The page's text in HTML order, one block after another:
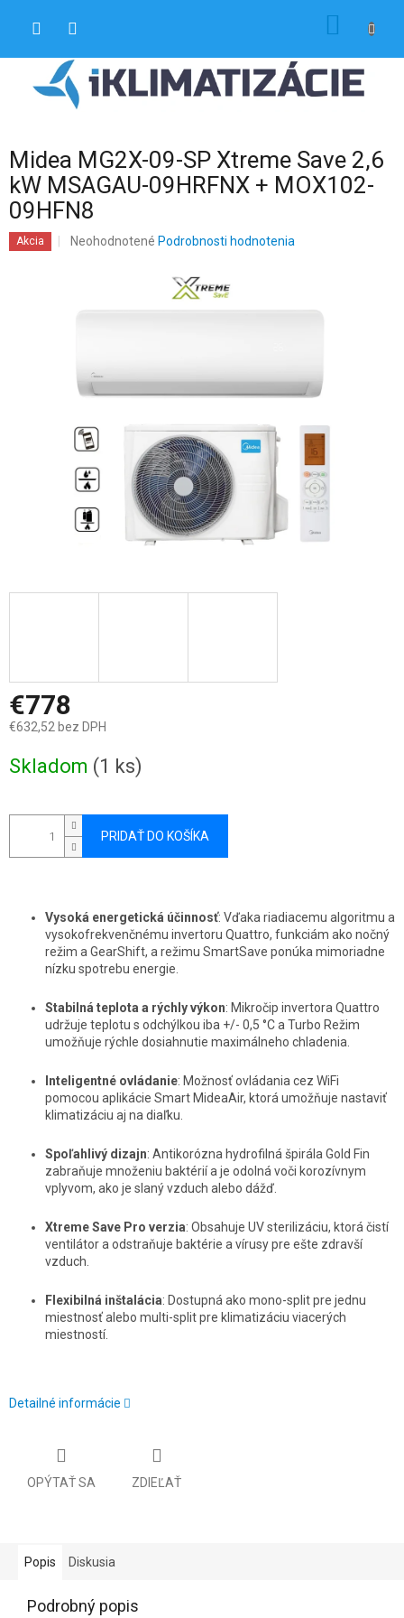
Midea MG2X-09-SP Xtreme Save 2,6
kW MSAGAU-09HRFNX + MOX102-
09HFN8
Akcia
Priemerné
0,0
Neohodnotené Podrobnosti hodnotenia
€778
€632,52 bez DPH
cena:
Skladom (1 ks)
PRIDAŤ DO KOŠÍKA
Vysoká energetická účinnosť: Vďaka riadiacemu algoritmu a
vysokofrekvenčnému invertoru Quattro, funkciám ako nočný
režim a GearShift, a režimu SmartSave ponúka mimoriadne
nízku spotrebu energie.
Stabilná teplota a rýchly výkon: Mikročip invertora Quattro
udržuje teplotu s odchýlkou iba +/- 0,5 °C a Turbo Režim
umožňuje rýchle dosiahnutie maximálneho chladenia.
Inteligentné ovládanie: Možnosť ovládania cez WiFi
pomocou aplikácie Smart MideaAir, ktorá umožňuje nastaviť
klimatizáciu aj na diaľku.
Spoľahlivý dizajn: Antikorózna hydrofilná špirála Gold Fin
zabraňuje množeniu baktérií a je odolná voči korozívnym
vplyvom, ako je slaný vzduch alebo dážď.
Xtreme Save Pro verzia: Obsahuje UV sterilizáciu, ktorá čistí
ventilátor a odstraňuje baktérie a vírusy pre ešte zdravší
vzduch.
Flexibilná inštalácia: Dostupná ako mono-split pre jednu
miestnosť alebo multi-split pre klimatizáciu viacerých
miestností.
Detailné informácie
OPÝTAŤ SA ZDIEĽAŤ
Popis Diskusia
Podrobný popis